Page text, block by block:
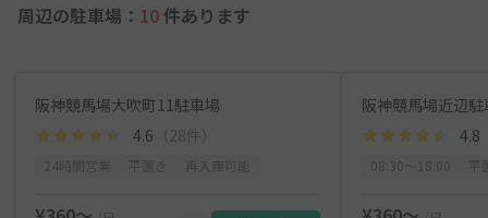
周辺の駐車場： 10 件あります
阪神競馬場大吹町11駐車場
4.6 （28件） 4.8